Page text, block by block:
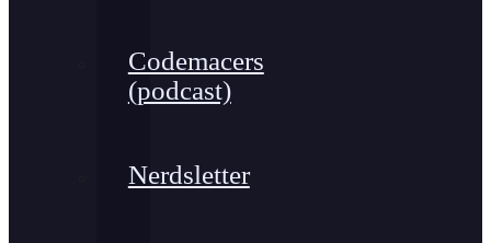
Codemacers
(podcast)
Nerdsletter